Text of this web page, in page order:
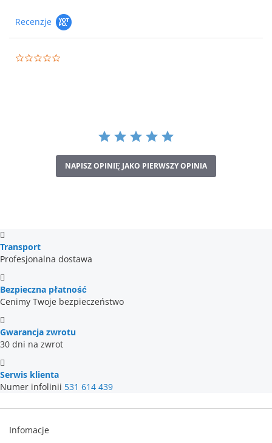
Recenzje
NAPISZ OPINIĘ JAKO PIERWSZY OPINIA
Transport
Profesjonalna dostawa
Bezpieczna płatność
Cenimy Twoje bezpieczeństwo
Gwarancja zwrotu
30 dni na zwrot
Serwis klienta
Numer infolinii 531 614 439
Infomacje